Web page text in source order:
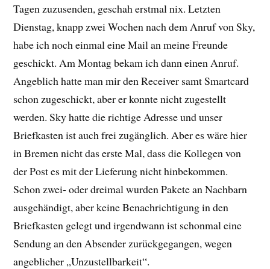
Tagen zuzusenden, geschah erstmal nix. Letzten
Dienstag, knapp zwei Wochen nach dem Anruf von Sky,
habe ich noch einmal eine Mail an meine Freunde
geschickt. Am Montag bekam ich dann einen Anruf.
Angeblich hatte man mir den Receiver samt Smartcard
schon zugeschickt, aber er konnte nicht zugestellt
werden. Sky hatte die richtige Adresse und unser
Briefkasten ist auch frei zugänglich. Aber es wäre hier
in Bremen nicht das erste Mal, dass die Kollegen von
der Post es mit der Lieferung nicht hinbekommen.
Schon zwei- oder dreimal wurden Pakete an Nachbarn
ausgehändigt, aber keine Benachrichtigung in den
Briefkasten gelegt und irgendwann ist schonmal eine
Sendung an den Absender zurückgegangen, wegen
angeblicher „Unzustellbarkeit“.